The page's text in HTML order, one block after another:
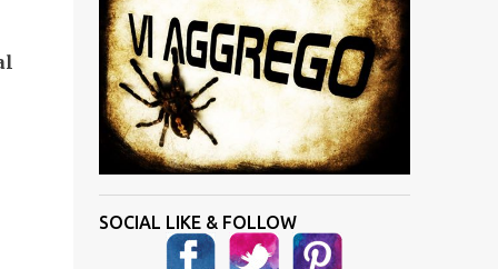
SOCIAL LIKE & FOLLOW